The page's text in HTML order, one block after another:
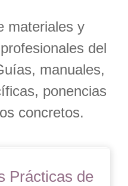
materiales y
del
manuales,
ponencias
concretos.
Prácticas de